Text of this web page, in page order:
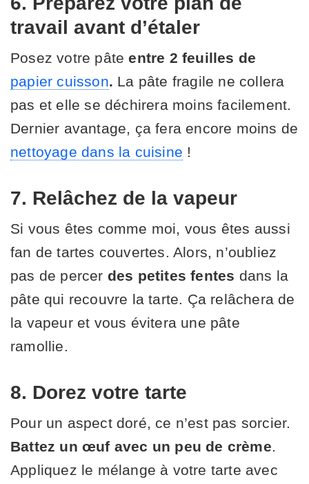
travail avant d’étaler
Posez votre pâteentre 2 feuilles de
papier cuisson. La pâte fragile ne collera
pas et elle se déchirera moins facilement.
Dernier avantage, ça fera encore moins de
nettoyage dans la cuisine !
7. Relâchez de la vapeur
Si vous êtes comme moi, vous êtes aussi
fan de tartes couvertes. Alors, n’oubliez
pas de percer des petites fentes dans la
pâte qui recouvre la tarte. Ça relâchera de
la vapeur et vous évitera une pâte
ramollie.
8. Dorez votre tarte
Pour un aspect doré, ce n’est pas sorcier.
Battez un œuf avec un peu de crème
Appliquez le mélange à votre tarte avec